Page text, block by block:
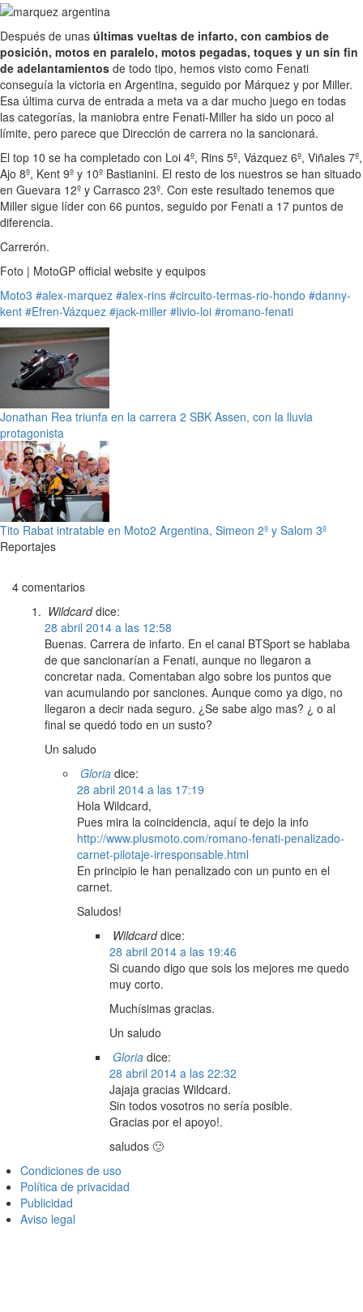
Después de unas últimas vueltas de infarto, con cambios de
posición, motos en paralelo, motos pegadas, toques y un sin fin
de adelantamientos de todo tipo, hemos visto como Fenati
conseguía la victoria en Argentina, seguido por Márquez y por Miller.
Esa última curva de entrada a meta va a dar mucho juego en todas
las categorías, la maniobra entre Fenati-Miller ha sido un poco al
límite, pero parece que Dirección de carrera no la sancionará.
El top 10 se ha completado con Loi 4º, Rins 5º, Vázquez 6º, Viñales 7º,
Ajo 8º, Kent 9º y 10º Bastianini. El resto de los nuestros se han situado
en Guevara 12º y Carrasco 23º. Con este resultado tenemos que
Miller sigue líder con 66 puntos, seguido por Fenati a 17 puntos de
diferencia.
Carrerón.
Foto | MotoGP official website y equipos
Moto3 #alex-marquez #alex-rins #circuito-termas-rio-hondo #danny-
kent #Efren-Vázquez #jack-miller #livio-loi #romano-fenati
Jonathan Rea triunfa en la carrera 2 SBK Assen, con la lluvia
protagonista
Tito Rabat intratable en Moto2 Argentina, Simeon 2º y Salom 3º
Reportajes
4 comentarios
Wildcard dice:
28 abril 2014 a las 12:58
Buenas. Carrera de infarto. En el canal BTSport se hablaba
de que sancionarían a Fenati, aunque no llegaron a
concretar nada. Comentaban algo sobre los puntos que
van acumulando por sanciones. Aunque como ya digo, no
llegaron a decir nada seguro. ¿Se sabe algo mas? ¿ o al
final se quedó todo en un susto?
Un saludo
Gloria dice:
28 abril 2014 a las 17:19
Hola Wildcard,
Pues mira la coincidencia, aquí te dejo la info
http://www.plusmoto.com/romano-fenati-penalizado-
carnet-pilotaje-irresponsable.html
En principio le han penalizado con un punto en el
carnet.
Saludos!
Wildcard dice:
28 abril 2014 a las 19:46
Si cuando digo que sois los mejores me quedo
muy corto.
Muchísimas gracias.
Un saludo
Gloria dice:
28 abril 2014 a las 22:32
Jajaja gracias Wildcard.
Sin todos vosotros no sería posible.
Gracias por el apoyo!.
saludos 🙂
Condiciones de uso
Política de privacidad
Publicidad
Aviso legal